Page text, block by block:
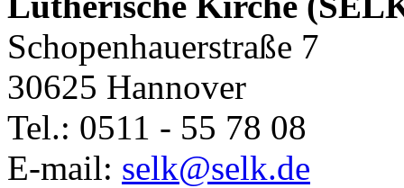
Schopenhauerstraße 7
30625 Hannover
Tel.: 0511 - 55 78 08
E-mail: selk@selk.de